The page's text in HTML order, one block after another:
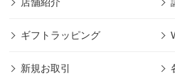
ギフトラッピング
新規お取引